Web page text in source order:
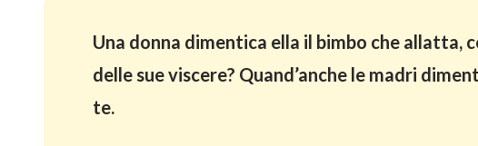
Una donna dimentica ella il bimbo che allatta,
delle sue viscere? Quand’anche le madri
te.